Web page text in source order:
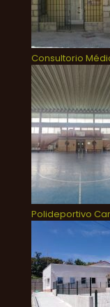
Consultorio
Polideportivo